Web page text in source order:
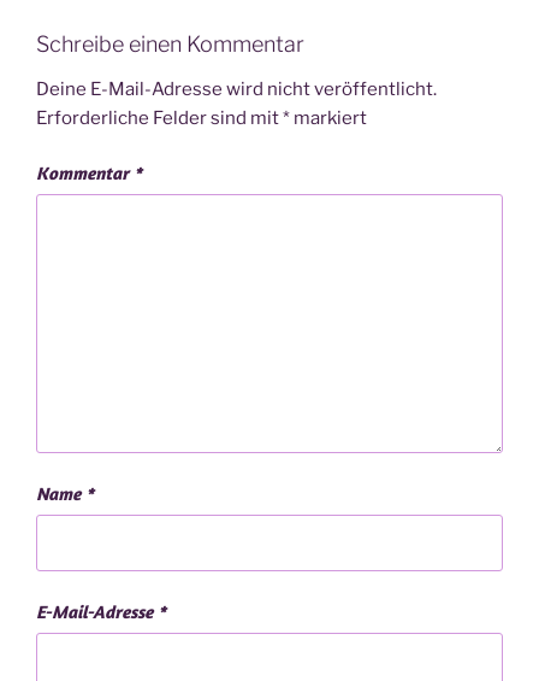
Schreibe einen Kommentar
Deine E-Mail-Adresse wird nicht veröffentlicht.
Erforderliche Felder sind mit* markiert
Kommentar *
Name *
E-Mail-Adresse *